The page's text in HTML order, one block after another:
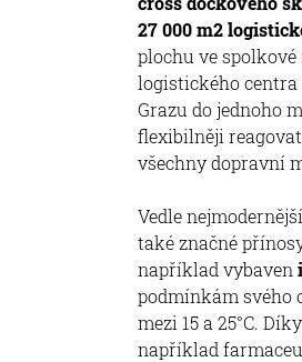
27 000 m2
plochu ve
logistického centra
Grazu do jednoho
flexibilněji
všechny dopravní
Vedle
také značné
například vybaven
podmínkám svého
mezi 15 a 25°C.
například